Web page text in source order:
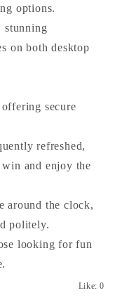
options.
stunning
on both desktop
secure
refreshed,
and enjoy the
around the clock,
politely.
looking for fun
Like:0